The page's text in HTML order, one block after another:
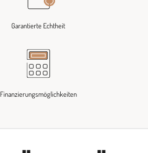
Garantierte Echtheit
Finanzierungsmöglichkeiten